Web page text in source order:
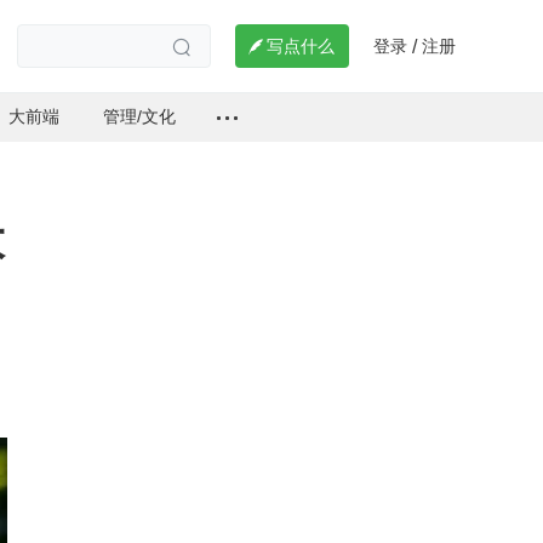
  写点什么 登录 / 注册
大前端 管理/文化